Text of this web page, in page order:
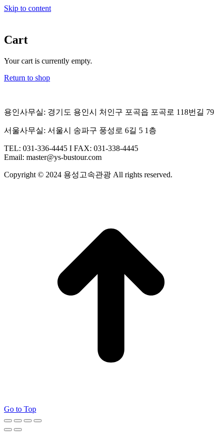
Skip to content
Cart
Your cart is currently empty.
Return to shop
용인사무실: 경기도 용인시 처인구 포곡읍 포곡로 118번길 79
서울사무실: 서울시 송파구 풍성로 6길 5 1층
TEL: 031-336-4445 I FAX: 031-338-4445
Email: master@ys-bustour.com
Copyright © 2024 용성고속관광 All rights reserved.
Go to Top